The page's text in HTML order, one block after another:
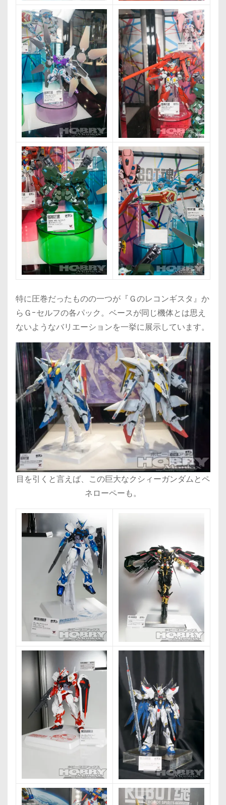
特に圧巻だったものの一つが『Ｇのレコンギスタ』か
らＧ-セルフの各パック。ベースが同じ機体とは思え
ないようなバリエーションを一挙に展示しています。
目を引くと言えば、この巨大なクシィーガンダムとペ
ネローペーも。